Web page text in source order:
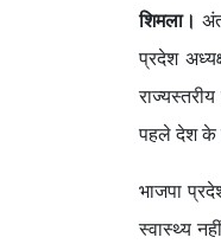
शिमला।
प्रदेश
पहले देश के
भाजपा
स्वास्थ्य